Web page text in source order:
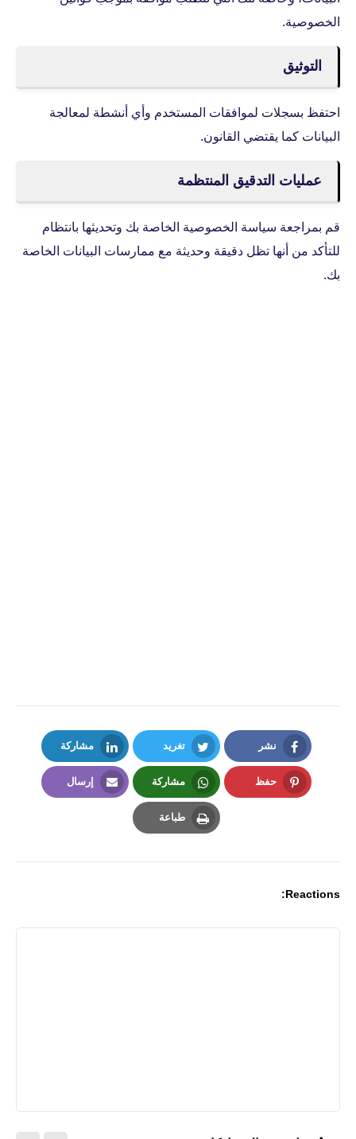
الخصوصية.
التوثيق
احتفظ بسجلات لموافقات المستخدم وأي أنشطة لمعالجة
البيانات كما يقتضي القانون.
عمليات التدقيق المنتظمة
قم بمراجعة سياسة الخصوصية الخاصة بك وتحديثها بانتظام
للتأكد من أنها تظل دقيقة وحديثة مع ممارسات البيانات الخاصة
بك.
نشر
Facebook
تغريد
Twitter
مشاركة
LinkedIn
حفظ مشاركة
Whatsapp
إرسال
طباعة
Reactions: